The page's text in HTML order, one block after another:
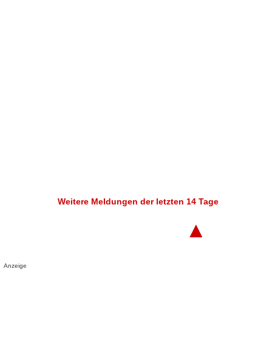
Weitere Meldungen der letzten 14 Tage
▲
Anzeige